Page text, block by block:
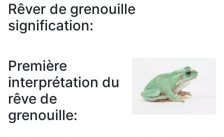
Rêver de grenouille
signification:
Première
interprétation du
rêve de
grenouille: